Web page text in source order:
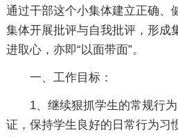
通过干部这个小集体建立正确、
集体开展批评与自我批评，形成
进取心，亦即“以面带面”。
一、工作目标：
1、继续狠抓学生的常规行
证，保持学生良好的日常行为习